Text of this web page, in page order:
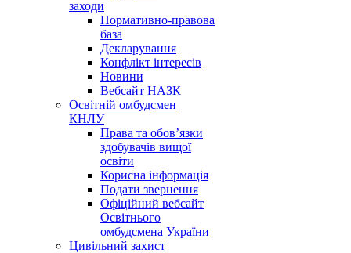
заходи
Нормативно-правова
база
Декларування
Конфлікт інтересів
Новини
Вебсайт НАЗК
Освітній омбудсмен
КНЛУ
Права та обов’язки
здобувачів вищої
освіти
Корисна інформація
Подати звернення
Офіційний вебсайт
Освітнього
омбудсмена України
Цивільний захист